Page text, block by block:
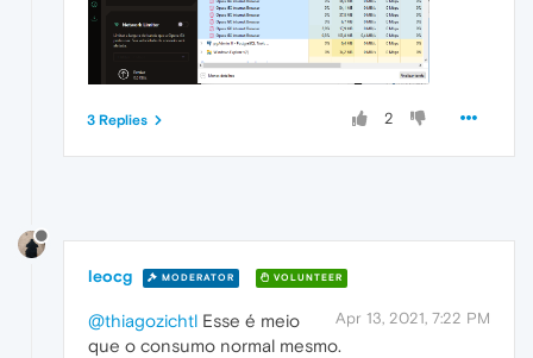
2
3 Replies
leocg MODERATOR VOLUNTEER
Apr 13, 2021, 7:22 PM
@thiagozichtl Esse é meio
que o consumo normal mesmo.